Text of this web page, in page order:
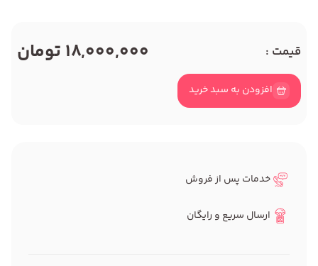
قیمت : 18,000,000 تومان
افزودن به سبد خرید
خدمات پس از فروش
ارسال سریع و رایگان